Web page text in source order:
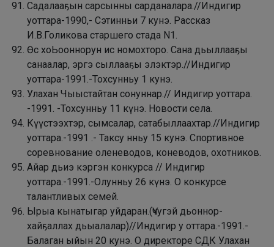
Садалааҕын сарсынны сарданалара.//Индигир
уоттара-1990,- Сэтинньи 7 кунэ. Рассказ
И.В.Голикова старшего стада N1.
Өс хоЬооннорун ис номохторо. Сана дьыллааҕы
санаалар, эргэ сыллааҕы элэктэр.//Индигир
уоттара-1991.-Тохсунньу 1 кунэ.
Улахан Чыыстайтан сонуннар.// Индигир уоттара.
-1991. -Тохсунньу 11 күнэ. Новости села.
Күүстээхтэр, сымсалар, сатабыллаахтар.//Индигир
уоттара.-1991 .- Таксу нньу 15 кунэ. Спортивное
соревнование оленеводов, коневодов, охотников.
Айар дьиэ кэргэн конкурса // Индигир
уоттара.-1991.-Олунньу 26 күнэ. О конкурсе
талантливых семей.
Ырыа кынатыгар уйдаран.(Үчугэй дьоннор-
хайҕаллах дьыалалар)//Индигир у оттара.-1991.-
Балаган ыйын 20 кунэ. О директоре СДК Улахан